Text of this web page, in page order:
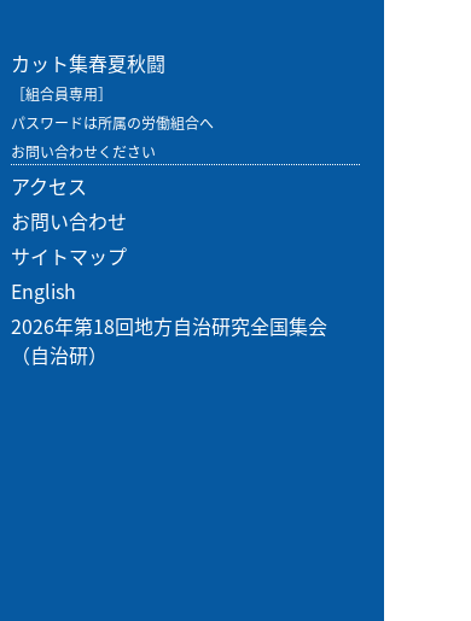
カット集春夏秋闘
［組合員専用］
パスワードは所属の労働組合へ
お問い合わせください
アクセス
お問い合わせ
サイトマップ
English
2026年第18回地方自治研究全国集会
（自治研）